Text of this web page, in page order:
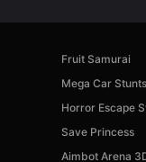
Fruit Samurai
Mega Car Stunts
Horror Escape
Save Princess
Aimbot Arena